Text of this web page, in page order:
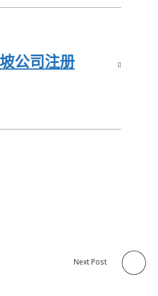
公司注册
Next Post